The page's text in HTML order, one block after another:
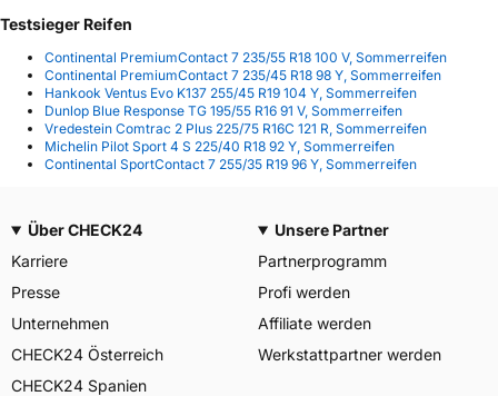
Testsieger Reifen
Continental PremiumContact 7 235/55 R18 100 V, Sommerreifen
Continental PremiumContact 7 235/45 R18 98 Y, Sommerreifen
Hankook Ventus Evo K137 255/45 R19 104 Y, Sommerreifen
Dunlop Blue Response TG 195/55 R16 91 V, Sommerreifen
Vredestein Comtrac 2 Plus 225/75 R16C 121 R, Sommerreifen
Michelin Pilot Sport 4 S 225/40 R18 92 Y, Sommerreifen
Continental SportContact 7 255/35 R19 96 Y, Sommerreifen
Über CHECK24
Karriere
Presse
Unternehmen
CHECK24 Österreich
CHECK24 Spanien
Unsere Partner
Partnerprogramm
Profi werden
Affiliate werden
Werkstattpartner werden